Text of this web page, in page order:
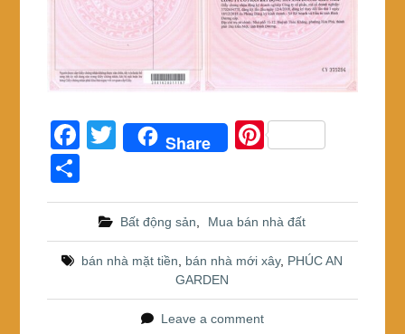
F
a
c
b
o
T
er
Share
Pi
e
st
h
ar
e
Bất động sản Mua bán nhà đất
bán nhà mặt tiền bán nhà mới xây, PHÚC AN
GARDEN
Leave a comment